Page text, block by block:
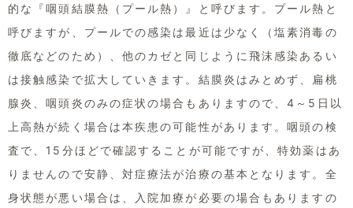
的な『咽頭結膜熱（プール熱）』と呼びます。プール熱と
呼びますが、プールでの感染は最近は少なく（塩素消毒の
徹底などのため）、他のカゼと同じように飛沫感染あるい
は接触感染で拡大していきます。結膜炎はみとめず、扁桃
腺炎、咽頭炎のみの症状の場合もありますので、4～5日以
上高熱が続く場合は本疾患の可能性があります。咽頭の検
査で、15分ほどで確認することが可能ですが、特効薬はあ
りませんので安静、対症療法が治療の基本となります。全
身状態が悪い場合は、入院加療が必要の場合もありますの